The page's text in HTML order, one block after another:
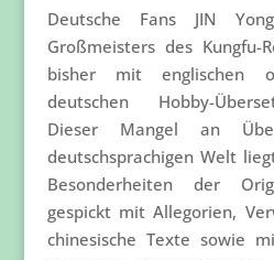
Deutsche Fans JIN
Großmeisters des Kungfu-
bisher mit englischen
deutschen Hobby-
Dieser Mangel an
deutschsprachigen Welt
Besonderheiten der
gespickt mit Allegorien,
chinesische Texte sowie